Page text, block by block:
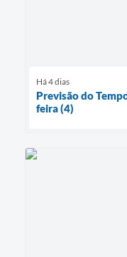
Há 4 dias
Previsão do
feira (4)